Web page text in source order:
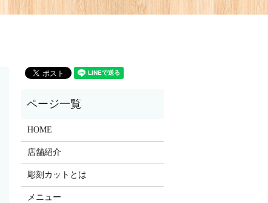
HOME
店舗紹介
彫刻カットとは
メニュー